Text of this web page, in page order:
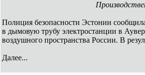
Полиция безопасности Эстонии
в дымовую трубу электростанции в
воздушного пространства России. В
Далее...